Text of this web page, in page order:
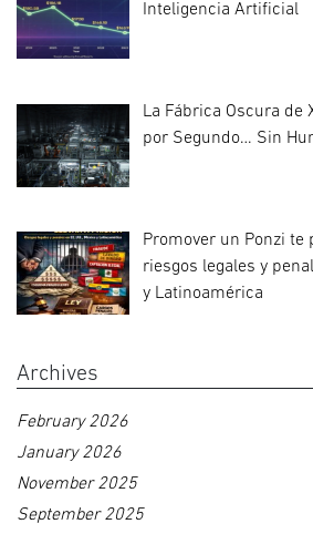
Inteligencia Artificial
La Fábrica Oscura de
por Segundo… Sin
Promover un Ponzi te
riesgos legales y
y Latinoamérica
Archives
February 2026
January 2026
November 2025
September 2025